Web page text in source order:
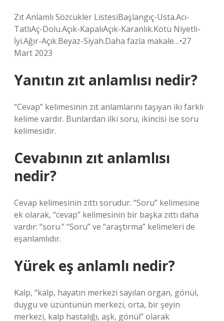
Zıt Anlamlı Sözcükler ListesiBaşlangıç-Usta.Acı-
TatlıAç-Dolu.Açık-KapalıAçık-Karanlık.Kötü Niyetli-
İyi.Ağır-Açık.Beyaz-Siyah.Daha fazla makale…•27
Mart 2023
Yanıtın zıt anlamlısı nedir?
“Cevap” kelimesinin zıt anlamlarını taşıyan iki farklı
kelime vardır. Bunlardan ilki soru, ikincisi ise soru
kelimesidir.
Cevabının zıt anlamlısı
nedir?
Cevap kelimesinin zıttı sorudur. “Soru” kelimesine
ek olarak, “cevap” kelimesinin bir başka zıttı daha
vardır: “soru.” “Soru” ve “araştırma” kelimeleri de
eşanlamlıdır.
Yürek eş anlamlı nedir?
Kalp, “kalp, hayatın merkezi sayılan organ, gönül,
duygu ve üzüntünün merkezi, orta, bir şeyin
merkezi, kalp hastalığı, aşk, gönül” olarak